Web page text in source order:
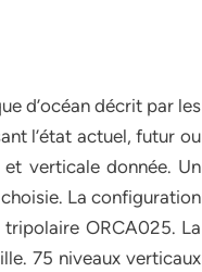
d’océan décrit par les
l’état actuel, futur ou
verticale donnée. Un
La configuration
ORCA025. La
75 niveaux verticaux